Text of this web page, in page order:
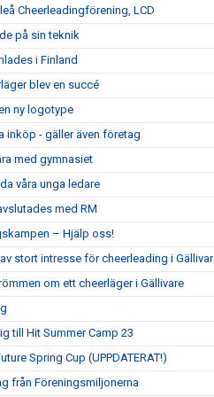
Cheerleadingförening, LCD
på sin teknik
i Finland
blev en succé
ny logotype
inköp - gäller även företag
med gymnasiet
våra unga ledare
med RM
– Hjälp oss!
stort intresse för cheerleading i
om ett cheerläger i Gällivare
till Hit Summer Camp 23
Spring Cup (UPPDATERAT!)
från Föreningsmiljonerna